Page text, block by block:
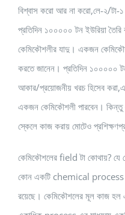
বিশ্বাস করো আর না করো,লে-২/টা-১
প্রতিদিন ১০০০০০ টন ইউরিয়া
কেমিকৌশলীর যাদু। একজন
করতে জানেন। প্রতিদিন ১০০০০০
আকার/প্রয়োজনীয় খরচ হিসেব
একজন কেমিকৌশলী পারবেন। কিন্তু
স্কেলে কাজ করায় মোটেও
কেমিকৌশলের field টা কোথায়? যে
কোন একটি chemical process
রয়েছে। কেমিকৌশলের মূল কাজ